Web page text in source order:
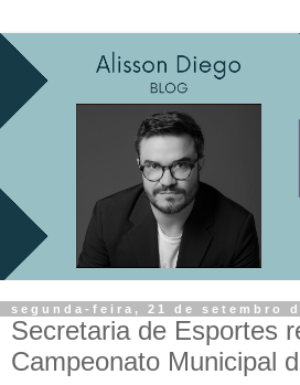
segunda-feira, 21 de setembro
Secretaria de Esportes
Campeonato Municipal